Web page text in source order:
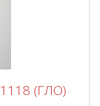
(ГЛО)